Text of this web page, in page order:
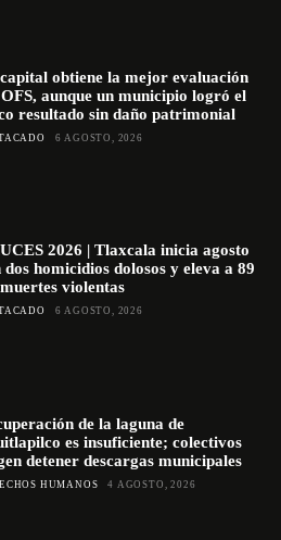
obtiene la mejor evaluación
aunque un municipio logró el
resultado sin daño patrimonial
6 AGOSTO, 2026
2026 | Tlaxcala inicia agosto
dos homicidios dolosos y eleva a 89
violentas
6 AGOSTO, 2026
de la laguna de
es insuficiente; colectivos
detener descargas municipales
HUMANOS 4 AGOSTO, 2026